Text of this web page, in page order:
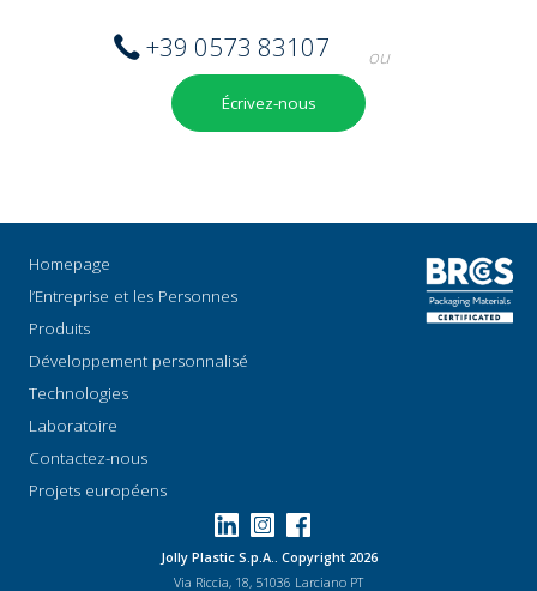
+39 0573 83107 ou
Écrivez-nous
Homepage
l’Entreprise et les Personnes
Produits
Développement personnalisé
Technologies
Laboratoire
Contactez-nous
Projets européens
Jolly Plastic S.p.A.. Copyright 2026
Via Riccia, 18, 51036 Larciano PT